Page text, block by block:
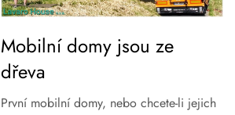
Mobilní domy jsou ze
dřeva
První mobilní domy, nebo chcete-li jejich